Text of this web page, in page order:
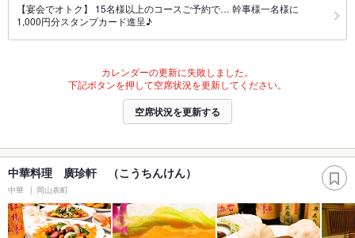
【宴会でオトク】 15名様以上のコースご予約で… 幹事様一名様に
1,000円分スタンプカード進呈♪
カレンダーの更新に失敗しました。
下記ボタンを押して空席状況を更新してください。
空席状況を更新する
中華料理 廣珍軒 （こうちんけん）
中華 岡山表町